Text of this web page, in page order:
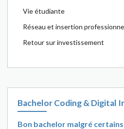
Vie étudiante
Réseau et insertion
Retour sur investissement
Bachelor Coding & Digital
Bon bachelor malgré